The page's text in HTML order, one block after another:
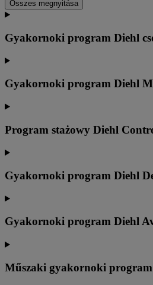
Összes megnyitása
Gyakornoki program Diehl
Gyakornoki program Diehl
Program stażowy Diehl
Gyakornoki program Diehl
Gyakornoki program Diehl
Műszaki gyakornoki